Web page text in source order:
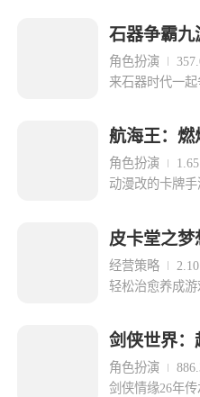
石器争霸九
角色扮演
来石器时代一
航海王：燃
角色扮演
动漫改的卡牌手
皮卡堂之梦
经营策略
轻松治愈养成游
剑侠世界：
角色扮演
剑侠情缘26年